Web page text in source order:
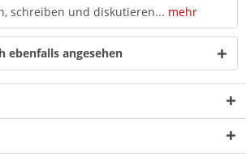
schreiben und diskutieren... mehr
ebenfalls angesehen